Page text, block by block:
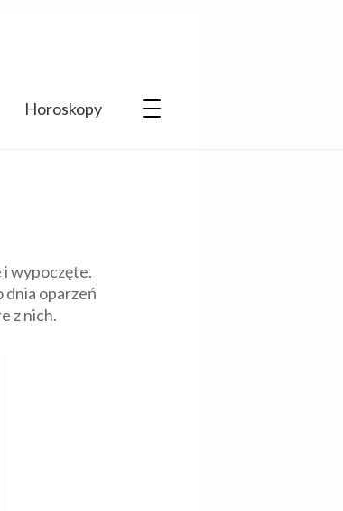
Horoskopy
i wypoczęte.
dnia oparzeń
z nich.